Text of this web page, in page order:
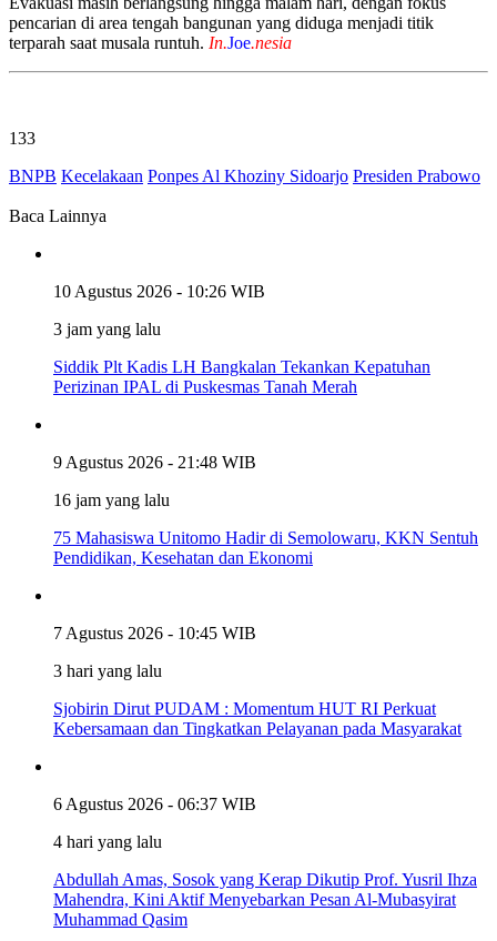
pencarian di area tengah bangunan yang diduga menjadi titik
terparah saat musala runtuh. In.Joe.nesia
133
BNPB Kecelakaan Ponpes Al Khoziny Sidoarjo Presiden Prabowo
Baca Lainnya
10 Agustus 2026 - 10:26 WIB
3 jam yang lalu
Siddik Plt Kadis LH Bangkalan Tekankan Kepatuhan
Perizinan IPAL di Puskesmas Tanah Merah
9 Agustus 2026 - 21:48 WIB
16 jam yang lalu
75 Mahasiswa Unitomo Hadir di Semolowaru, KKN Sentuh
Pendidikan, Kesehatan dan Ekonomi
7 Agustus 2026 - 10:45 WIB
3 hari yang lalu
Sjobirin Dirut PUDAM : Momentum HUT RI Perkuat
Kebersamaan dan Tingkatkan Pelayanan pada Masyarakat
6 Agustus 2026 - 06:37 WIB
4 hari yang lalu
Abdullah Amas, Sosok yang Kerap Dikutip Prof. Yusril Ihza
Mahendra, Kini Aktif Menyebarkan Pesan Al-Mubasyirat
Muhammad Qasim